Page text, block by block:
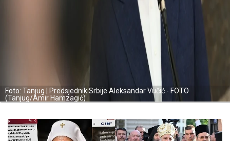
Foto: Tanjug | Predsjednik Srbije Aleksandar Vučić - FOTO
(Tanjug/Amir Hamzagić)